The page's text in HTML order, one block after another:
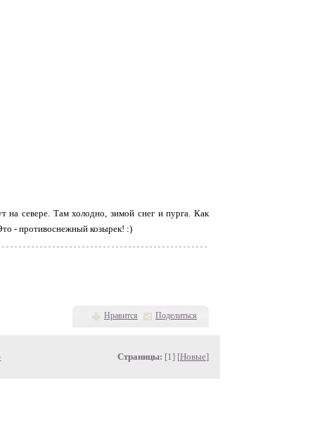
севере. Там холодно, зимой снег и пурга. Как
- противоснежный козырек! :)
Нравится Поделиться
Страницы: [1] [Новые]